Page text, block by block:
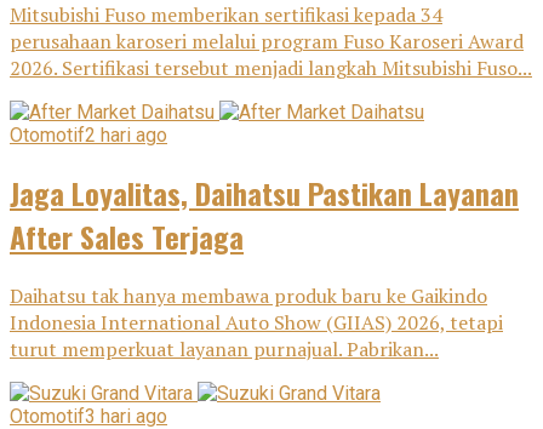
Mitsubishi Fuso memberikan sertifikasi kepada 34
perusahaan karoseri melalui program Fuso Karoseri Award
2026. Sertifikasi tersebut menjadi langkah Mitsubishi Fuso...
Otomotif2 hari ago
Jaga Loyalitas, Daihatsu Pastikan Layanan
After Sales Terjaga
Daihatsu tak hanya membawa produk baru ke Gaikindo
Indonesia International Auto Show (GIIAS) 2026, tetapi
turut memperkuat layanan purnajual. Pabrikan...
Otomotif3 hari ago